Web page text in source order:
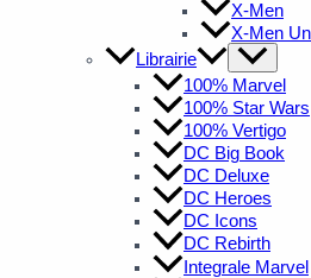
X-Men
X-Men
Librairie
100% Marvel
100% Star Wars
100% Vertigo
DC Big Book
DC Deluxe
DC Heroes
DC Icons
DC Rebirth
Integrale Marvel